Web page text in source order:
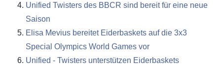
Unified Twisters des BBCR sind bereit für eine neue
Saison
Elisa Mevius bereitet Eiderbaskets auf die 3x3
Special Olympics World Games vor
Unified - Twisters unterstützen Eiderbaskets